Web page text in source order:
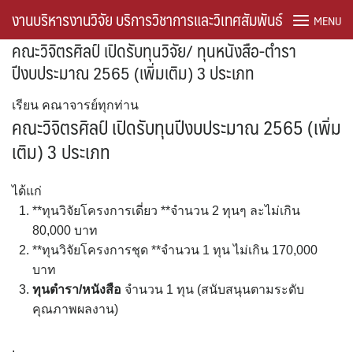
content
About the Journal
Frontpage of research
Home ThaiJo
Journal Information
Sample Page
Timeline
คู่มือการปฏิบัติงาน
งานบริหารงานวิจัย บริการวิชาการและวิเทศสัมพันธ์ MENU
คณะวิจิตรศิลป์ เปิดรับทุนวิจัย/ ทุนหนังสือ-ตำรา
ปีงบประมาณ 2565 (เพิ่มเติม) 3 ประเภท
เรียน คณาจารย์ทุกท่าน
คณะวิจิตรศิลป์ เปิดรับทุนปีงบประมาณ 2565 (เพิ่ม
เติม) 3 ประเภท
ได้แก่
**ทุนวิจัยโครงการเดี่ยว **จำนวน 2 ทุนๆ ละไม่เกิน
80,000 บาท
**ทุนวิจัยโครงการชุด **จำนวน 1 ทุน ไม่เกิน 170,000
บาท
ทุนตำรา/หนังสือ จำนวน 1 ทุน (สนับสนุนตามระดับ
คุณภาพผลงาน)
.